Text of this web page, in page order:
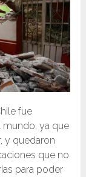
fue
mundo, ya que
y quedaron
que no
para poder